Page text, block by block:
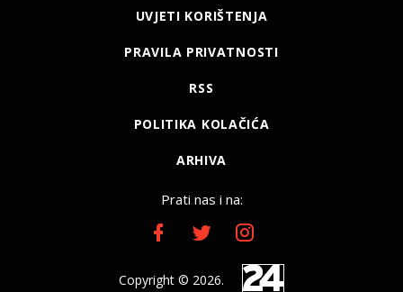
UVJETI KORIŠTENJA
PRAVILA PRIVATNOSTI
RSS
POLITIKA KOLAČIĆA
ARHIVA
Prati nas i na:
Copyright © 2026.